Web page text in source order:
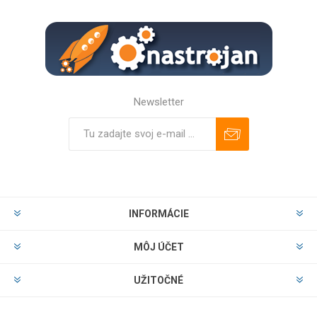
Newsletter
INFORMÁCIE
MÔJ ÚČET
UŽITOČNÉ